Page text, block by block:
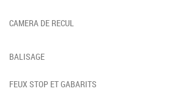
CAMERA DE RECUL
BALISAGE
FEUX STOP ET GABARITS